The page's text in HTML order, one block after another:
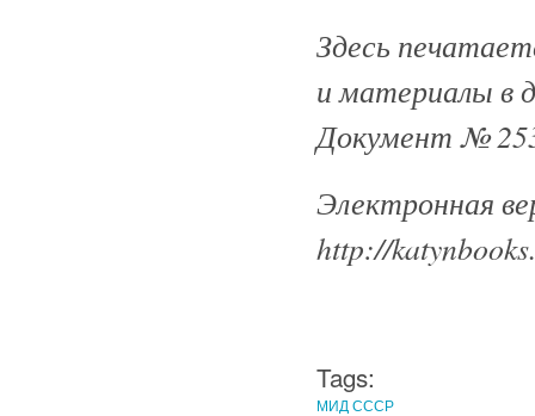
Здесь
и материалы в
Документ №
Электронная
http://
Tags:
МИД СССР